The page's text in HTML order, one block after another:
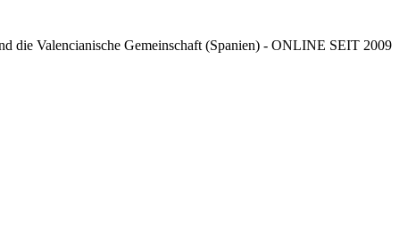
die Valencianische Gemeinschaft (Spanien) - ONLINE SEIT 2009